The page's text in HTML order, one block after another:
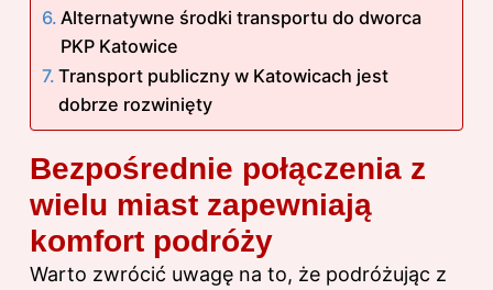
Alternatywne środki transportu do dworca
PKP Katowice
Transport publiczny w Katowicach jest
dobrze rozwinięty
Bezpośrednie połączenia z
wielu miast zapewniają
komfort podróży
Warto zwrócić uwagę na to, że podróżując z